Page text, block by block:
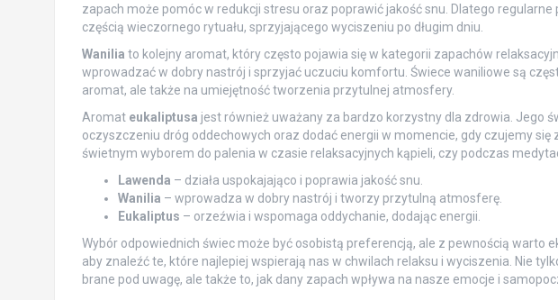
zapach może pomóc w redukcji stresu oraz poprawić jakość snu. Dlatego
częścią wieczornego rytuału, sprzyjającego wyciszeniu po długim dniu.
Wanilia to kolejny aromat, który często pojawia się w kategorii zapachów
wprowadzać w dobry nastrój i sprzyjać uczuciu komfortu. Świece waniliowe są
aromat, ale także na umiejętność tworzenia przytulnej atmosfery.
Aromat eukaliptusa jest również uważany za bardzo korzystny dla zdrowia. Jego
oczyszczeniu dróg oddechowych oraz dodać energii w momencie, gdy czujemy się
świetnym wyborem do palenia w czasie relaksacyjnych kąpieli, czy podczas
Lawenda – działa uspokajająco i poprawia jakość snu.
Wanilia – wprowadza w dobry nastrój i tworzy przytulną atmosferę.
Eukaliptus – orzeźwia i wspomaga oddychanie, dodając energii.
Wybór odpowiednich świec może być osobistą preferencją, ale z pewnością warto
aby znaleźć te, które najlepiej wspierają nas w chwilach relaksu i wyciszenia. Nie
brane pod uwagę, ale także to, jak dany zapach wpływa na nasze emocje i